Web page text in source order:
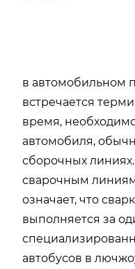
в автомобильном
встречается
время,
автомобиля,
сборочных
сварочным
означает, что
выполняется за
автобусов в